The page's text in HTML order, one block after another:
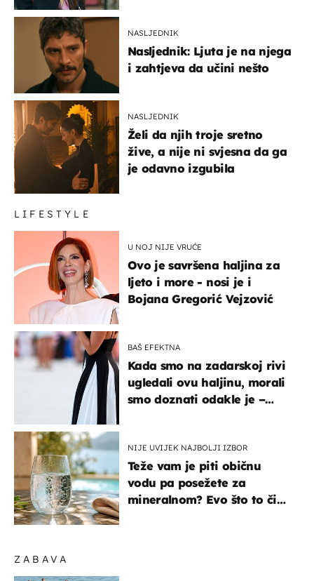
ZABAVA
NASLJEDNIK
Nasljednik: Ljuta je na njega
i zahtjeva da učini nešto
NASLJEDNIK
Želi da njih troje sretno
žive, a nije ni svjesna da ga
je odavno izgubila
LIFESTYLE
U NOJ NIJE VRUĆE
Ovo je savršena haljina za
ljeto i more - nosi je i
Bojana Gregorić Vejzović
BAŠ EFEKTNA
Kada smo na zadarskoj rivi
ugledali ovu haljinu, morali
smo doznati odakle je –
NIJE UVIJEK NAJBOLJI IZBOR
Teže vam je piti običnu
vodu pa posežete za
mineralnom? Evo što to čini